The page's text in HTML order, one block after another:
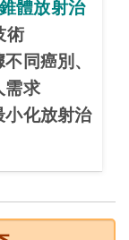
體放射治
術
同癌別、
需求
小化放射治